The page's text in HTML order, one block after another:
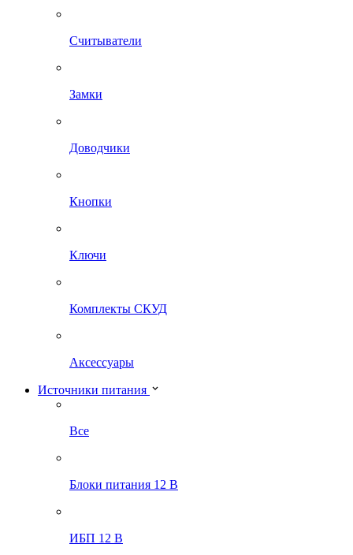
Считыватели
Замки
Доводчики
Кнопки
Ключи
Комплекты СКУД
Аксессуары
Источники питания
Все
Блоки питания 12 В
ИБП 12 В